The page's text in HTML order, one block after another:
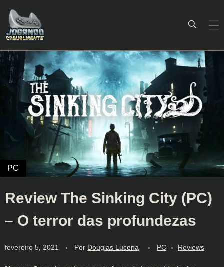
Jogando Casualmente
Conteúdo family friendly sobre games! Desde 2019 analisando jogos.
Review The Sinking City (PC)
– O terror das profundezas
fevereiro 5, 2021 Por Douglas Lucena PC Reviews